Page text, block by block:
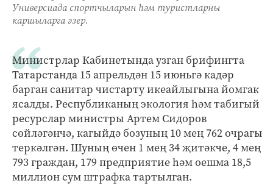
Универсиада спортчыларын һәм туристларны
каршыларга әзер.
Министрлар Кабинетында узган брифингта
Татарстанда 15 апрельдән 15 июньгә кадәр
барган санитар чистарту икеайлыгына йомгак
ясалды. Республиканың экология һәм табигый
ресурслар министры Артем Сидоров
сөйләгәнчә, кагыйдә бозуның 10 мең 762 очрагы
теркәлгән. Шуның өчен 1 мең 34 җитәкче, 4 мең
793 граждан, 179 предприятие һәм оешма 18,5
миллион сум штрафка тартылган.